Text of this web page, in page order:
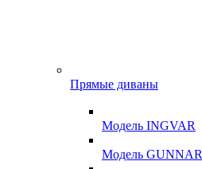
Прямые диваны
Модель INGVAR
Модель GUNNAR